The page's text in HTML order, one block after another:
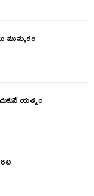
ముమ్మరం
యత్నం